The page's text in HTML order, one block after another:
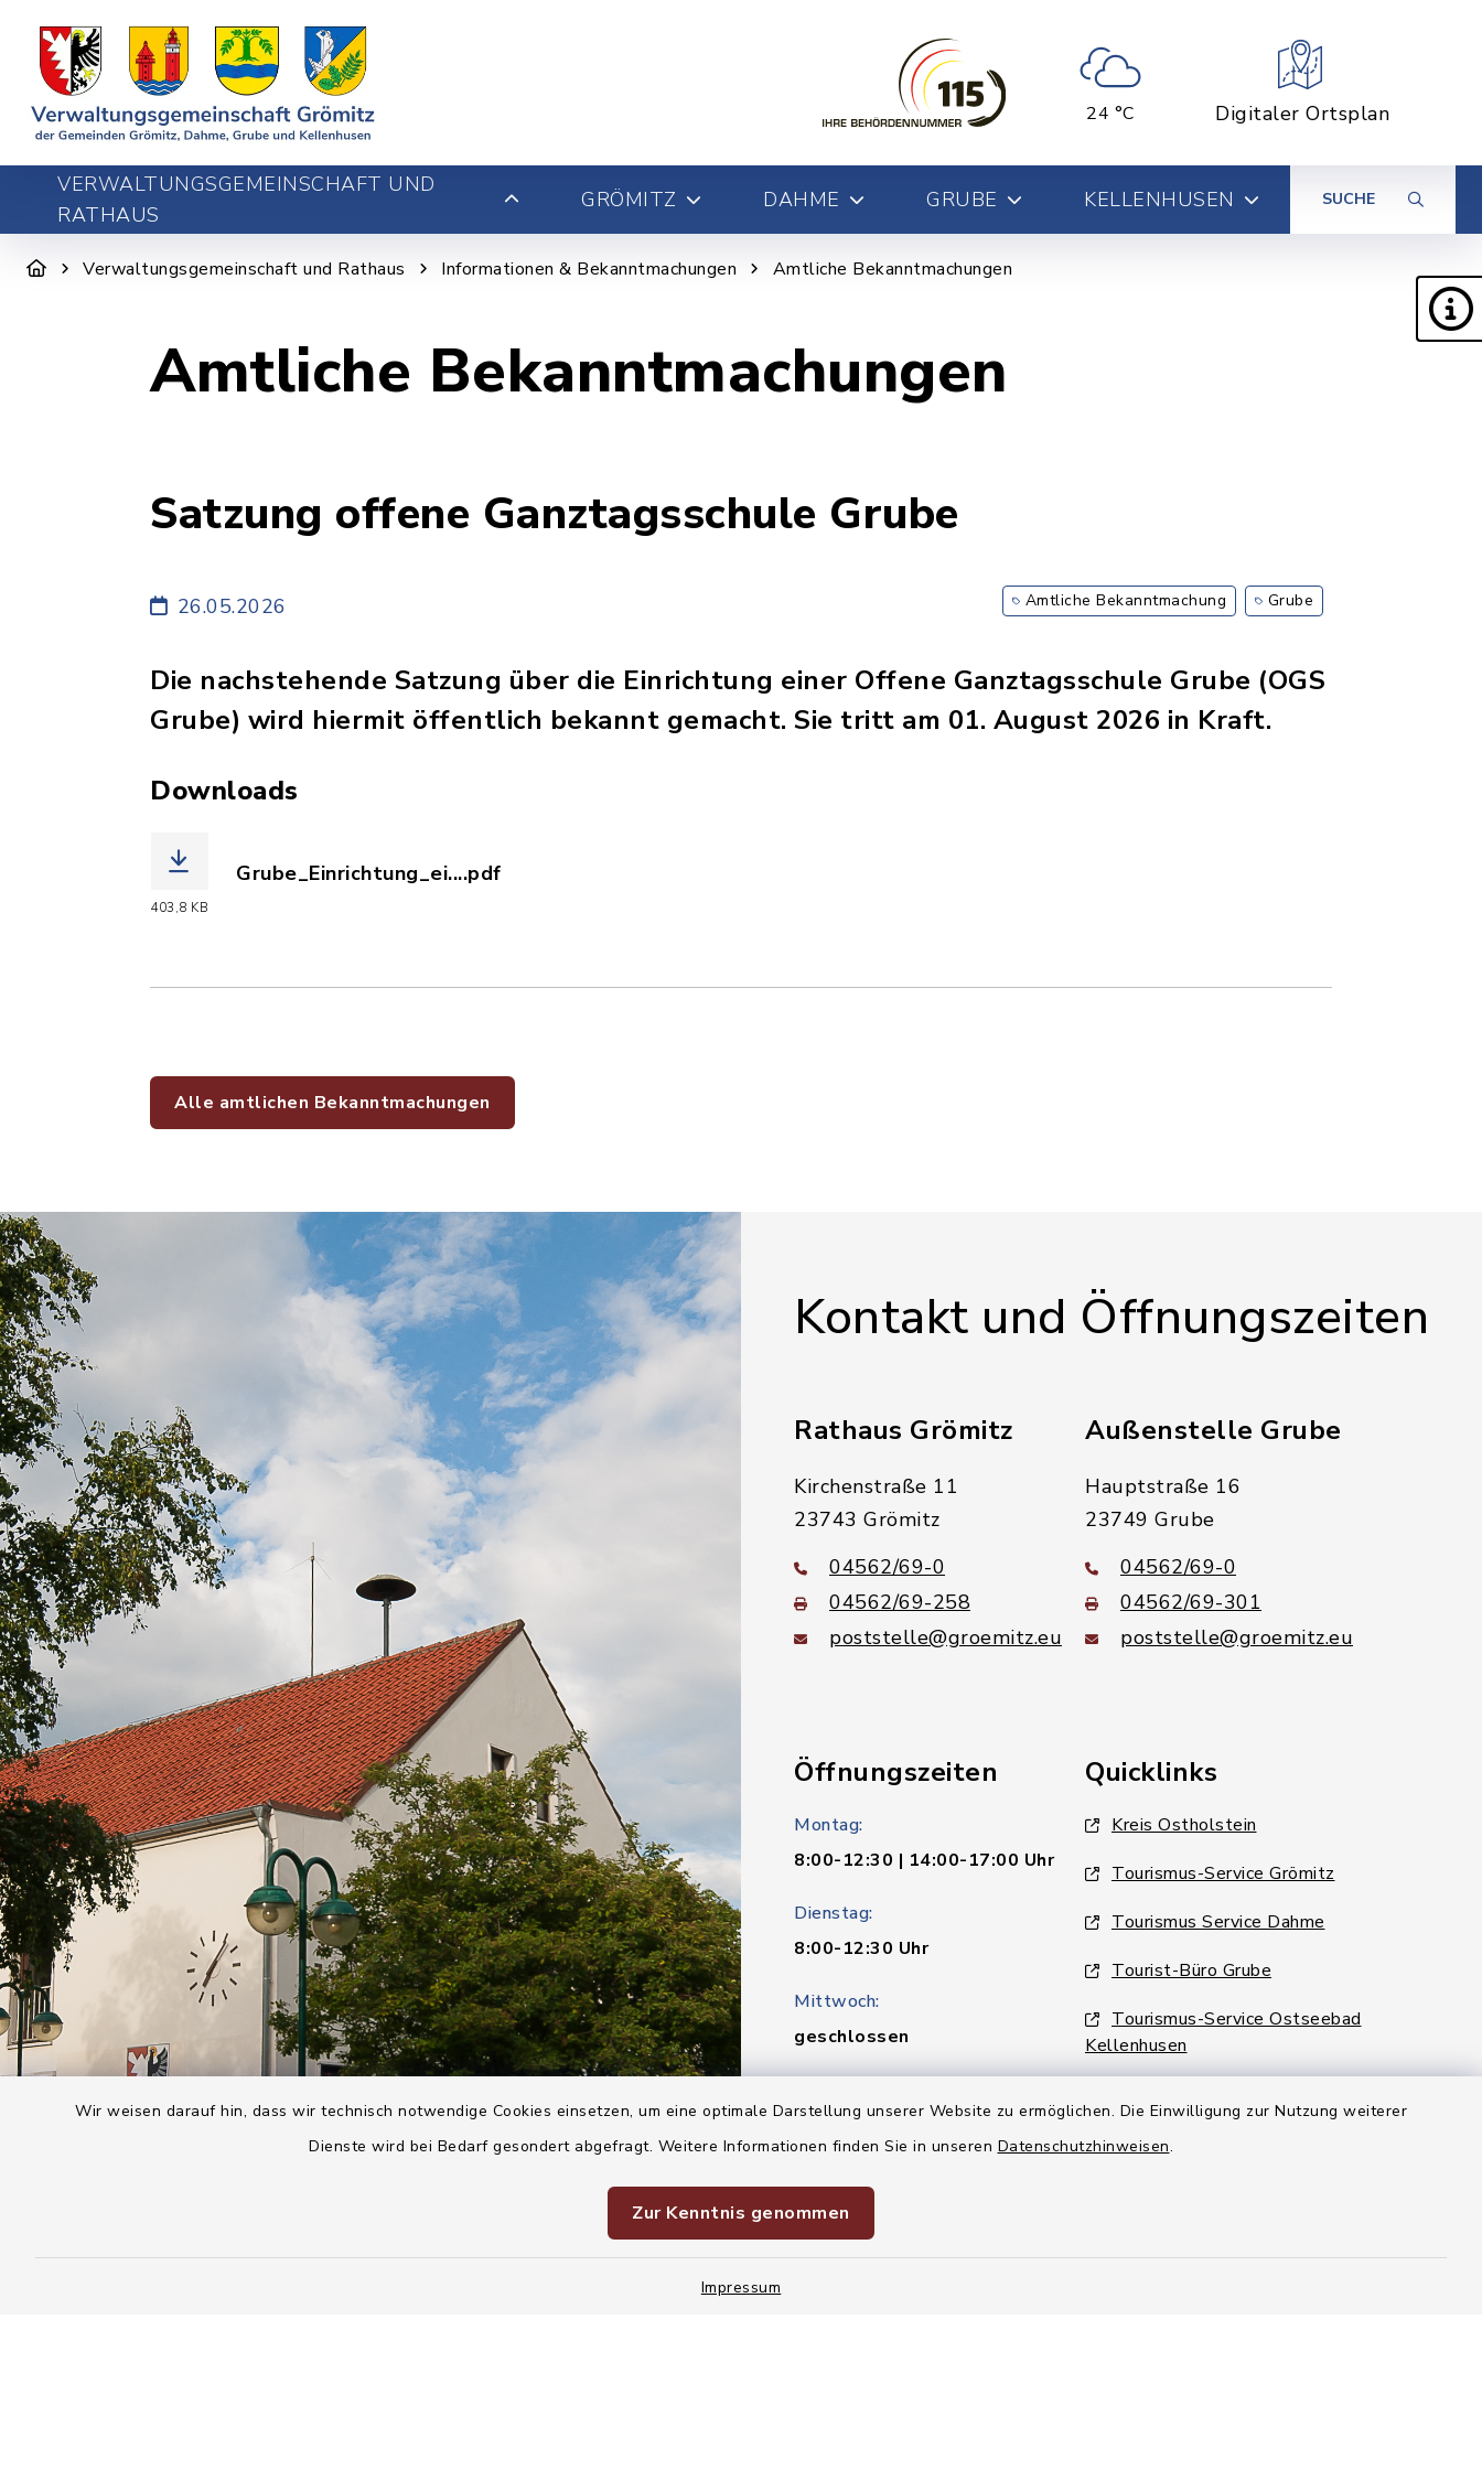
Wir weisen darauf hin, dass wir technisch notwendige Cookies einsetzen, um eine optimale Darstellung unserer Website zu ermöglichen. Die Einwilligung zur Nutzung weiterer
Dienste wird bei Bedarf gesondert abgefragt. Weitere Informationen finden Sie in unseren Datenschutzhinweisen.
Zur Kenntnis genommen
Impressum
24 °C Digitaler Ortsplan
VERWALTUNGSGEMEINSCHAFT UND
RATHAUS
GRÖMITZ DAHME GRUBE KELLENHUSEN SUCHE
Verwaltungsgemeinschaft und Rathaus Informationen & Bekanntmachungen Amtliche Bekanntmachungen
Amtliche Bekanntmachungen
Satzung offene Ganztagsschule Grube
26.05.2026 Amtliche Bekanntmachung Grube
Die nachstehende Satzung über die Einrichtung einer Offene Ganztagsschule Grube (OGS
Grube) wird hiermit öffentlich bekannt gemacht. Sie tritt am 01. August 2026 in Kraft.
Downloads
403,8 KB
Grube_Einrichtung_ei....pdf
Alle amtlichen Bekanntmachungen
Kontakt und Öffnungszeiten
Rathaus Grömitz
Kirchenstraße 11
23743 Grömitz
04562/69-0
04562/69-258
poststelle@groemitz.eu
Außenstelle Grube
Hauptstraße 16
23749 Grube
04562/69-0
04562/69-301
poststelle@groemitz.eu
Öffnungszeiten
Montag:
8:00-12:30 | 14:00-17:00 Uhr
Dienstag:
8:00-12:30 Uhr
Mittwoch:
geschlossen
8:00-12:30 | 14:00-16:00 Uhr
8:00-12:30 Uhr
Quicklinks
Kreis Ostholstein
Tourismus-Service Grömitz
Tourismus Service Dahme
Tourist-Büro Grube
Tourismus-Service Ostseebad
Kellenhusen